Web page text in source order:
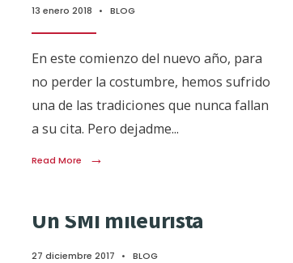
13 enero 2018 • BLOG
En este comienzo del nuevo año, para
no perder la costumbre, hemos sufrido
una de las tradiciones que nunca fallan
a su cita. Pero dejadme...
Read More →
Un SMI mileurista
27 diciembre 2017 • BLOG